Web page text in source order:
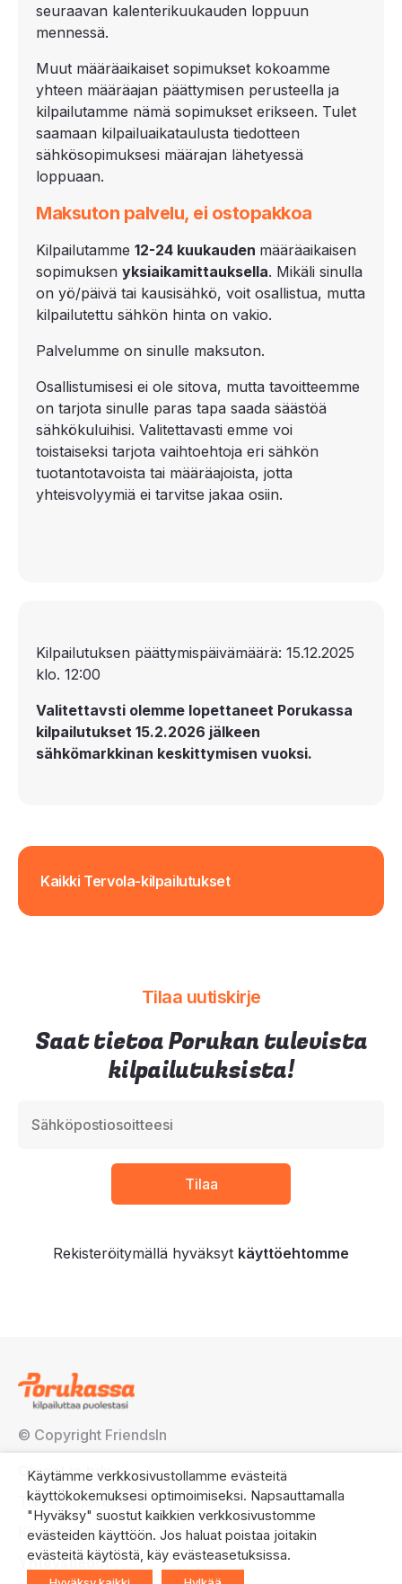
Kilpailutuksen päättymispäivämäärä: 15.12.2025
klo. 12:00
Valitettavsti olemme lopettaneet Porukassa
kilpailutukset 15.2.2026 jälkeen
sähkömarkkinan keskittymisen vuoksi.
seuraavan kalenterikuukauden loppuun
mennessä.
Muut määräaikaiset sopimukset kokoamme
yhteen määräajan päättymisen perusteella ja
kilpailutamme nämä sopimukset erikseen. Tulet
saamaan kilpailuaikataulusta tiedotteen
sähkösopimuksesi määrajan lähetyessä
loppuaan.
Maksuton palvelu, ei ostopakkoa
Kilpailutamme 12-24 kuukauden määräaikaisen
sopimuksen yksiaikamittauksella. Mikäli sinulla
on yö/päivä tai kausisähkö, voit osallistua, mutta
kilpailutettu sähkön hinta on vakio.
Palvelumme on sinulle maksuton.
Osallistumisesi ei ole sitova, mutta tavoitteemme
on tarjota sinulle paras tapa saada säästöä
sähkökuluihisi. Valitettavasti emme voi
toistaiseksi tarjota vaihtoehtoja eri sähkön
tuotantotavoista tai määräajoista, jotta
yhteisvolyymiä ei tarvitse jakaa osiin.
Kaikki Tervola-kilpailutukset
Tilaa uutiskirje
Saat tietoa Porukan tulevista
kilpailutuksista!
Rekisteröitymällä hyväksyt käyttöehtomme
© Copyright FriendsIn
Ohjeet ja tuki
Tietosuojaseloste
Käyttöehdot
Yhteystiedot
Käytämme verkkosivustollamme evästeitä
käyttökokemuksesi optimoimiseksi. Napsauttamalla
"Hyväksy" suostut kaikkien verkkosivustomme
evästeiden käyttöön. Jos haluat poistaa joitakin
evästeitä käytöstä, käy evästeasetuksissa.